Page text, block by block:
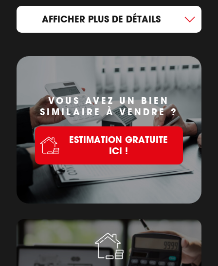
AFFICHER PLUS DE DÉTAILS
VOUS AVEZ UN BIEN
SIMILAIRE À VENDRE ?
ESTIMATION GRATUITE
ICI !